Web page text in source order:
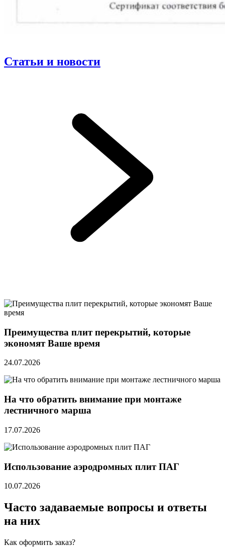
Статьи и новости
Преимущества плит перекрытий, которые
экономят Ваше время
24.07.2026
На что обратить внимание при монтаже
лестничного марша
17.07.2026
Использование аэродромных плит ПАГ
10.07.2026
Часто задаваемые вопросы и ответы
на них
Как оформить заказ?